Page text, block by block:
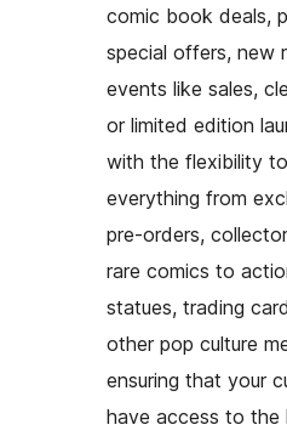
comic book deals,
special offers, new
events like sales,
or limited edition
with the flexibility
everything from
pre-orders,
rare comics to
statues, trading
other pop culture
ensuring that your
have access to the